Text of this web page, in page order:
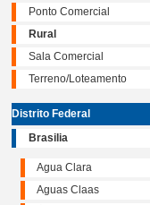
Ponto Comercial
Rural
Sala Comercial
Terreno/Loteamento
Distrito Federal
Brasilia
Agua Clara
Aguas Claas